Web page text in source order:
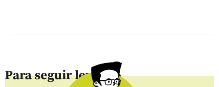
Para seguir leyendo